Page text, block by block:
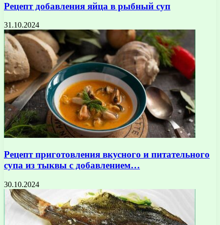
Рецепт добавления яйца в рыбный суп
31.10.2024
Рецепт приготовления вкусного и питательного
супа из тыквы с добавлением…
30.10.2024